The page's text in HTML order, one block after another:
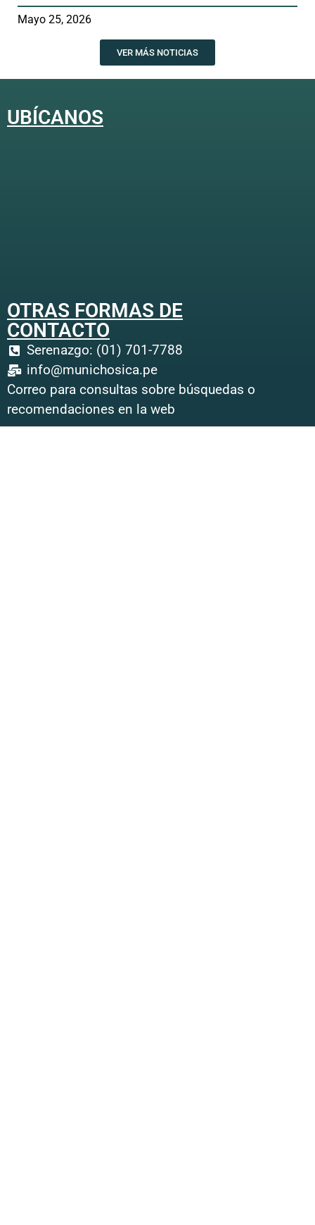
Mayo 25, 2026
VER MÁS NOTICIAS
UBÍCANOS
OTRAS FORMAS DE
CONTACTO
Serenazgo: (01) 701-7788
info@munichosica.pe
Correo para consultas sobre búsquedas o
recomendaciones en la web